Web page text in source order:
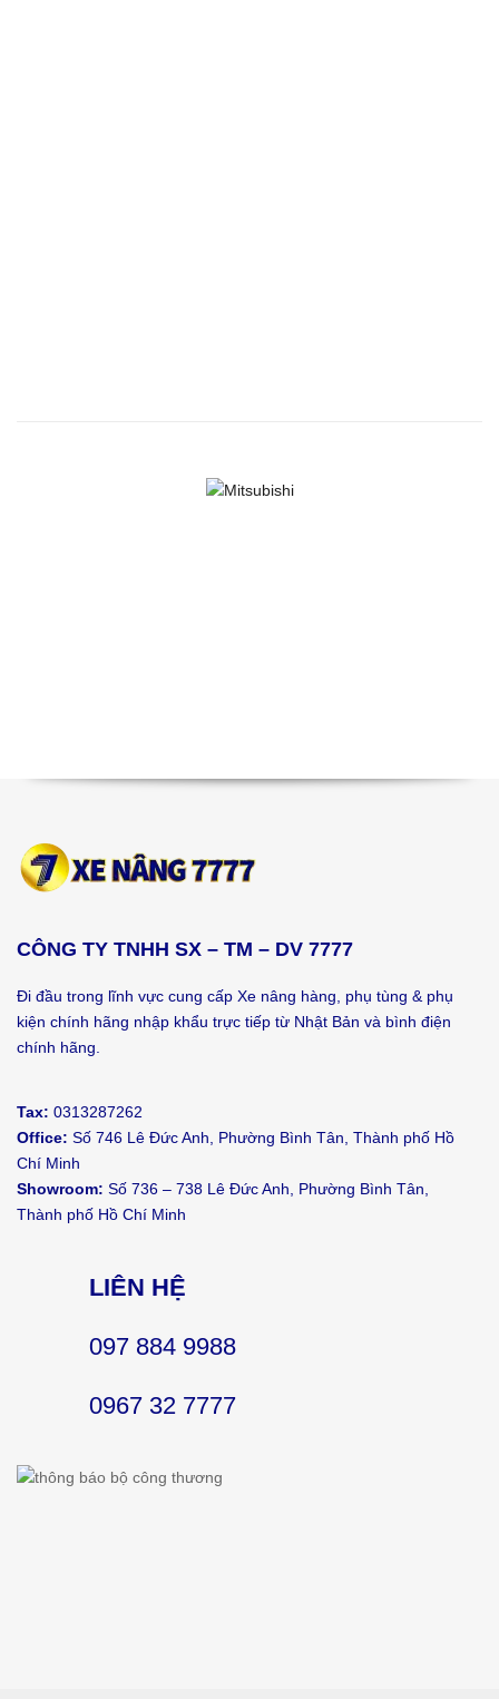
CÔNG TY TNHH SX – TM – DV 7777
Đi đầu trong lĩnh vực cung cấp Xe nâng hàng, phụ tùng & phụ
kiện chính hãng nhập khẩu trực tiếp từ Nhật Bản và bình điện
chính hãng.
Tax: 0313287262
Office: Số 746 Lê Đức Anh, Phường Bình Tân, Thành phố Hồ
Chí Minh
Showroom: Số 736 – 738 Lê Đức Anh, Phường Bình Tân,
Thành phố Hồ Chí Minh
LIÊN HỆ
097 884 9988
0967 32 7777